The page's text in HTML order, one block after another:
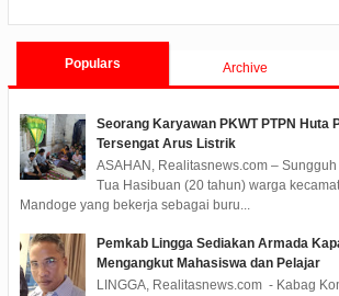
Populars Archive
Seorang Karyawan PKWT PTPN Huta
Tersengat Arus Listrik
ASAHAN, Realitasnews.com –
Tua Hasibuan (20 tahun) warga
Mandoge yang bekerja sebagai buru...
Pemkab Lingga Sediakan Armada
Mengangkut Mahasiswa dan Pelajar
LINGGA, Realitasnews.com - Kabag